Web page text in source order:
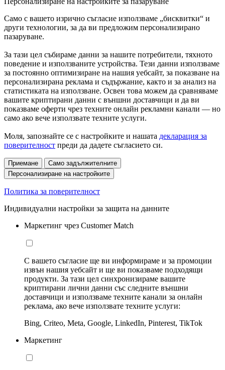
Само с вашето изрично съгласие използваме „бисквитки“ и
други технологии, за да ви предложим персонализирано
пазаруване.
За тази цел събираме данни за нашите потребители, тяхното
поведение и използваните устройства. Тези данни използваме
за постоянно оптимизиране на нашия уебсайт, за показване на
персонализирана реклама и съдържание, както и за анализ на
статистиката на използване. Освен това можем да сравняваме
вашите криптирани данни с външни доставчици и да ви
показваме оферти чрез техните онлайн рекламни канали — но
само ако вече използвате техните услуги.
Моля, запознайте се с настройките и нашата декларация за
поверителност преди да дадете съгласието си.
Приемане
Само задължителните
Персонализиране на настройките
Политика за поверителност
Индивидуални настройки за защита на данните
Маркетинг чрез Customer Match
С вашето съгласие ще ви информираме и за промоции
извън нашия уебсайт и ще ви показваме подходящи
продукти. За тази цел синхронизираме вашите
криптирани лични данни със следните външни
доставчици и използваме техните канали за онлайн
реклама, ако вече използвате техните услуги:
Bing, Criteo, Meta, Google, LinkedIn, Pinterest, TikTok
Маркетинг